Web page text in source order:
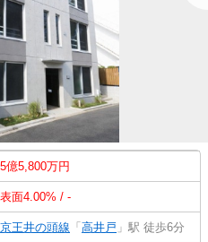
5億5,800万円
表面4.00% / -
京王井の頭線 「高井戸 」駅 徒歩6分